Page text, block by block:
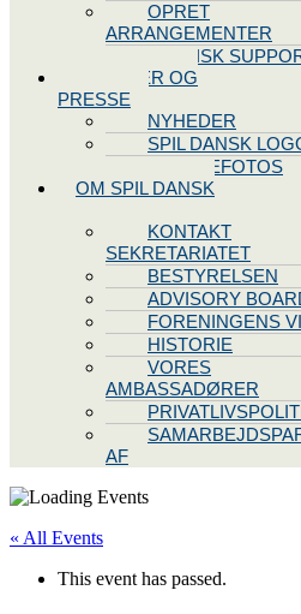
OPRET
ARRANGEMENTER
TEKNISK
NYHEDER OG
PRESSE
NYHEDER
SPIL DANSK
PRESSEFOTOS
OM SPIL DANSK
KONTAKT
SEKRETARIATET
BESTYRELSEN
ADVISORY
FORENINGENS
HISTORIE
VORES
AMBASSADØRER
AF
« All Events
This event has passed.